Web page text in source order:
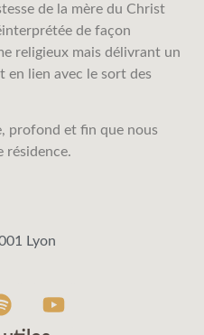
de la mère du Christ
de façon
religieux mais délivrant un
en lien avec le sort des
profond et fin que nous
résidence.
Lyon